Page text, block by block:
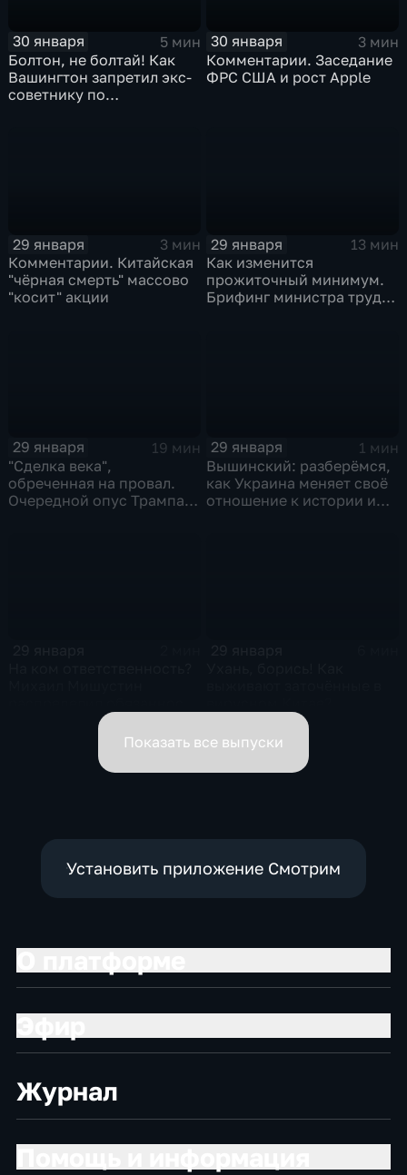
30 января
5 мин
Болтон, не болтай! Как
Вашингтон запретил экс-
советнику по
30 января
3 мин
Комментарии. Заседание
ФРС США и рост Apple
29 января
3 мин
Комментарии. Китайская
"чёрная смерть" массово
"косит" акции
29 января
13 мин
Как изменится
прожиточный минимум.
Брифинг министра труда
29 января
19 мин
"Сделка века",
обреченная на провал.
Очередной опус Трампа.
29 января
1 мин
Вышинский: разберёмся,
как Украина меняет своё
отношение к истории и
вице-премьеров
Показать все выпуски
Установить приложение Смотрим
Журнал